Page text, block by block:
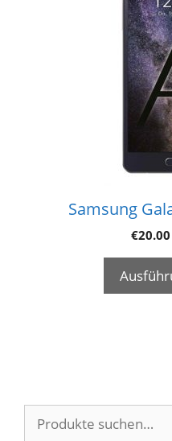
Samsung
€20.00
nach: